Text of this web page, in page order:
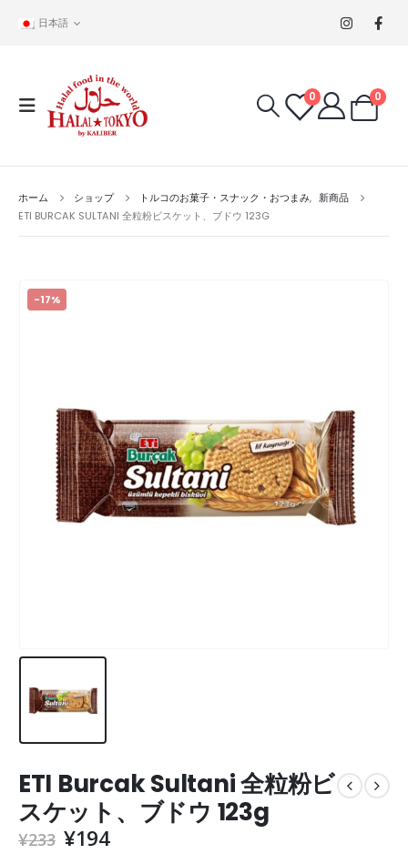
日本語
0 0
ホーム ショップ トルコのお菓子・スナック・おつまみ, 新商品
ETI BURCAK SULTANI 全粒粉ビスケット、ブドウ 123G
-17%
ETI Burcak Sultani 全粒粉ビ
スケット、ブドウ 123g
¥233 ¥194